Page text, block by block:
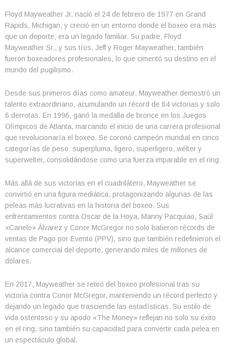
Floyd Mayweather Jr. nació el 24 de febrero de 1977 en Grand
Rapids, Michigan, y creció en un entorno donde el boxeo era más
que un deporte; era un legado familiar. Su padre, Floyd
Mayweather Sr., y sus tíos, Jeff y Roger Mayweather, también
fueron boxeadores profesionales, lo que cimentó su destino en el
mundo del pugilismo.
Desde sus primeros días como amateur, Mayweather demostró un
talento extraordinario, acumulando un récord de 84 victorias y solo
6 derrotas. En 1996, ganó la medalla de bronce en los Juegos
Olímpicos de Atlanta, marcando el inicio de una carrera profesional
que revolucionaría el boxeo. Se coronó campeón mundial en cinco
categorías de peso: superpluma, ligero, superligero, wélter y
superwelter, consolidándose como una fuerza imparable en el ring.
Más allá de sus victorias en el cuadrilátero, Mayweather se
convirtió en una figura mediática, protagonizando algunas de las
peleas más lucrativas en la historia del boxeo. Sus
enfrentamientos contra Oscar de la Hoya, Manny Pacquiao, Saúl
«Canelo» Álvarez y Conor McGregor no solo batieron récords de
ventas de Pago por Evento (PPV), sino que también redefinieron el
alcance comercial del deporte, generando miles de millones de
dólares.
En 2017, Mayweather se retiró del boxeo profesional tras su
victoria contra Conor McGregor, manteniendo un récord perfecto y
dejando un legado que trasciende las estadísticas. Su estilo de
vida ostentoso y su apodo «The Money» reflejan no solo su éxito
en el ring, sino también su capacidad para convertir cada pelea en
un espectáculo global.